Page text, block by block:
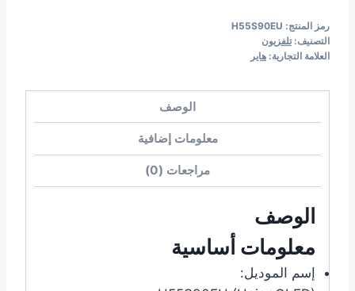
رمز المنتج: H55S90EU
التصنيف:تلفزيون
العلامة التجارية: هاير
الوصف
معلومات إضافية
مراجعات (0)
الوصف
معلومات أساسية
إسم الموديل: